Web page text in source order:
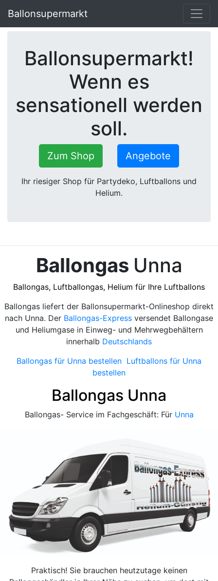
Ballonsupermarkt
Ballonsupermarkt!
Wenn es
sensationell werden
soll.
Zum Shop Angebote
Ihr riesiger Shop für Partydeko, Luftballons und
Helium.
Ballongas Unna
Ballongas, Luftballongas, Helium für Ihre Luftballons
Ballongas liefert der Ballonsupermarkt-Onlineshop direkt
nach Unna. Der Ballongas-Express versendet Ballongase
und Heliumgase in Einweg- und Mehrwegbehältern
innerhalb Deutschlands
Ballongas für Unna bestellen Luftballons für Unna
bestellen
Ballongas Unna
Ballongas- Service im Fachgeschäft: Für Unna
Praktisch! Sie brauchen heutzutage keinen